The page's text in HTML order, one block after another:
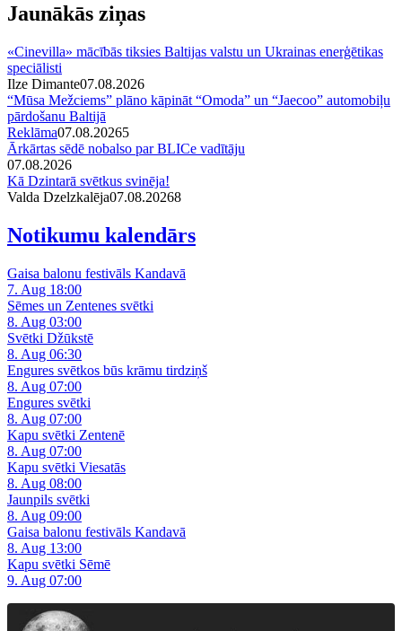
Jaunākās ziņas
«Cinevilla» mācībās tiksies Baltijas valstu un Ukrainas enerģētikas
speciālisti
Ilze Dimante07.08.2026
“Mūsa Mežciems” plāno kāpināt “Omoda” un “Jaecoo” automobiļu
pārdošanu Baltijā
Reklāma07.08.20265
Ārkārtas sēdē nobalso par BLICe vadītāju
07.08.2026
Kā Dzintarā svētkus svinēja!
Valda Dzelzkalēja07.08.20268
Notikumu kalendārs
Gaisa balonu festivāls Kandavā
7. Aug 18:00
Sēmes un Zentenes svētki
8. Aug 03:00
Svētki Džūkstē
8. Aug 06:30
Engures svētkos būs krāmu tirdziņš
8. Aug 07:00
Engures svētki
8. Aug 07:00
Kapu svētki Zentenē
8. Aug 07:00
Kapu svētki Viesatās
8. Aug 08:00
Jaunpils svētki
8. Aug 09:00
Gaisa balonu festivāls Kandavā
8. Aug 13:00
Kapu svētki Sēmē
9. Aug 07:00